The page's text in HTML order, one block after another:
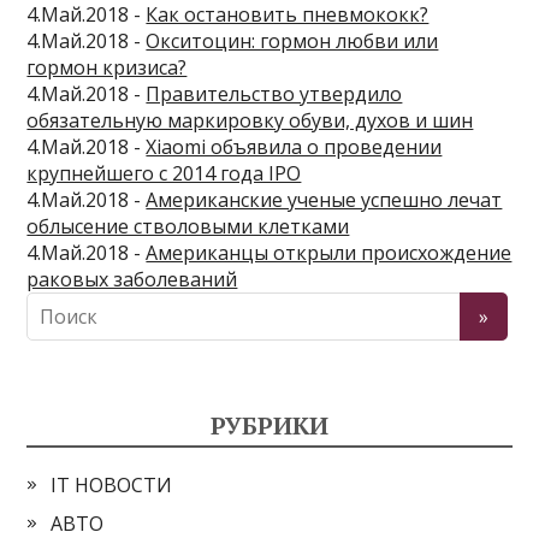
4.Май.2018 - Как остановить пневмококк?
4.Май.2018 -Окситоцин: гормон любви или
гормон кризиса?
4.Май.2018 - Правительство утвердило
обязательную маркировку обуви, духов и шин
4.Май.2018 -Xiaomi объявила о проведении
крупнейшего с 2014 года IPO
4.Май.2018 -Американские ученые успешно лечат
облысение стволовыми клетками
4.Май.2018 -Американцы открыли происхождение
раковых заболеваний
РУБРИКИ
IT НОВОСТИ
АВТО